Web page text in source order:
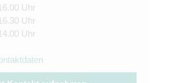
Uhr
Uhr
Uhr